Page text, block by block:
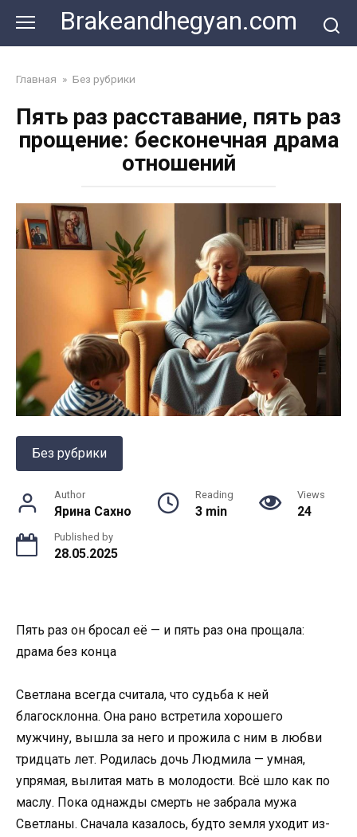
content
Brakeandhegyan.com
Главная » Без рубрики
Пять раз расставание, пять раз
прощение: бесконечная драма
отношений
Без рубрики
Author
Ярина Сахно
Reading
3 min
Views
24
Published by
28.05.2025
Пять раз он бросал её — и пять раз она прощала:
драма без конца
Светлана всегда считала, что судьба к ней
благосклонна. Она рано встретила хорошего
мужчину, вышла за него и прожила с ним в любви
тридцать лет. Родилась дочь Людмила — умная,
упрямая, вылитая мать в молодости. Всё шло как по
маслу. Пока однажды смерть не забрала мужа
Светланы. Сначала казалось, будто земля уходит из-